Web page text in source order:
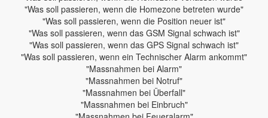
"Was soll passieren, wenn die Homezone betreten wurde"
"Was soll passieren, wenn die Position neuer ist"
"Was soll passieren, wenn das GSM Signal schwach ist"
"Was soll passieren, wenn das GPS Signal schwach ist"
"Was soll passieren, wenn ein Technischer Alarm ankommt"
"Massnahmen bei Alarm"
"Massnahmen bei Notruf"
"Massnahmen bei Überfall"
"Massnahmen bei Einbruch"